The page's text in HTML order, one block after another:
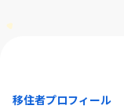
移住者プロフィール